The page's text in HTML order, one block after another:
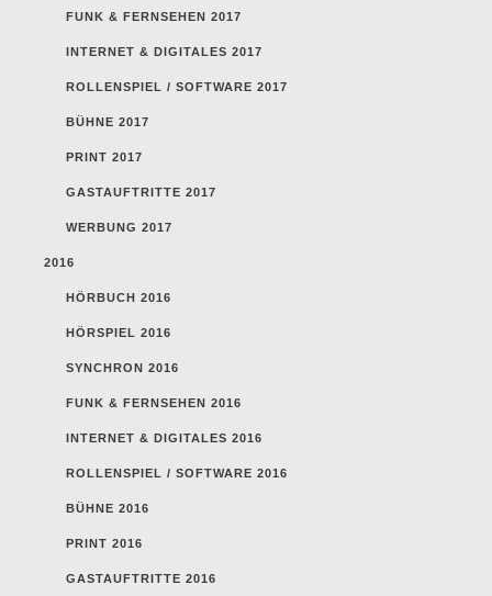
FUNK & FERNSEHEN 2017
INTERNET & DIGITALES 2017
ROLLENSPIEL / SOFTWARE 2017
BÜHNE 2017
PRINT 2017
GASTAUFTRITTE 2017
WERBUNG 2017
2016
HÖRBUCH 2016
HÖRSPIEL 2016
SYNCHRON 2016
FUNK & FERNSEHEN 2016
INTERNET & DIGITALES 2016
ROLLENSPIEL / SOFTWARE 2016
BÜHNE 2016
PRINT 2016
GASTAUFTRITTE 2016